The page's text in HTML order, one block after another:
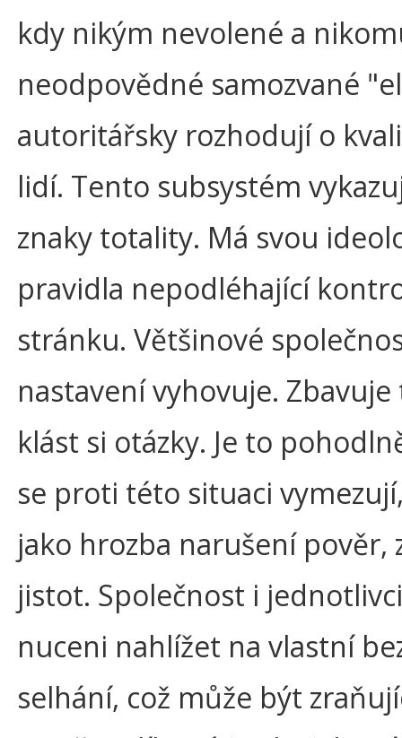
kdy nikým nevolené a
neodpovědné samozvané
autoritářsky rozhodují o
lidí. Tento subsystém
znaky totality. Má svou
pravidla nepodléhající
stránku. Většinové
nastavení vyhovuje.
klást si otázky. Je to
se proti této situaci
jako hrozba narušení pověr,
jistot. Společnost i
nuceni nahlížet na vlastní
selhání, což může být